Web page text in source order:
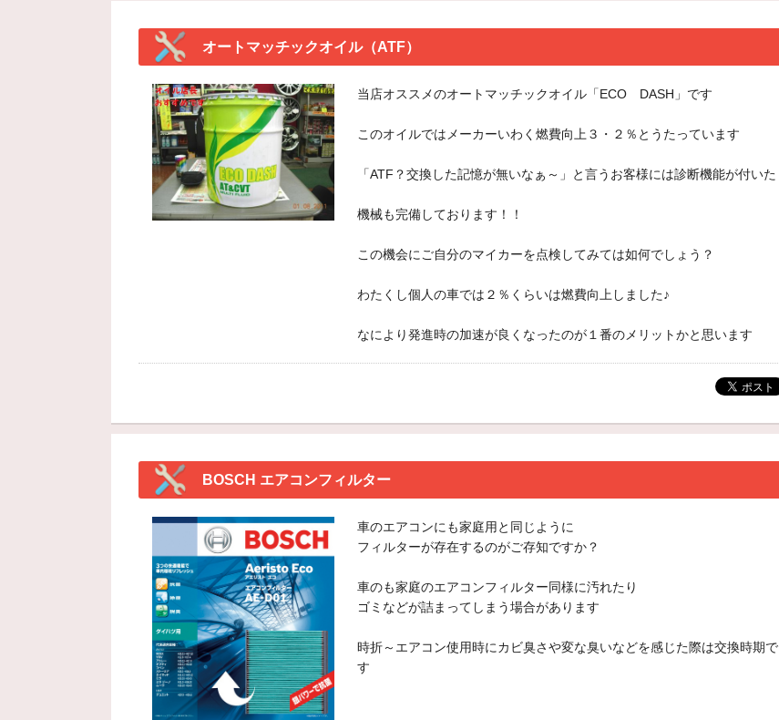
オートマッチックオイル（ATF）
当店オススメのオートマッチックオイル「ECO DASH」です
このオイルではメーカーいわく燃費向上３・２％とうたっています
「ATF？交換した記憶が無いなぁ～」と言うお客様には診断機能が付いた
機械も完備しております！！
この機会にご自分のマイカーを点検してみては如何でしょう？
わたくし個人の車では２％くらいは燃費向上しました♪
なにより発進時の加速が良くなったのが１番のメリットかと思います
BOSCH エアコンフィルター
車のエアコンにも家庭用と同じように
フィルターが存在するのがご存知ですか？
車のも家庭のエアコンフィルター同様に汚れたり
ゴミなどが詰まってしまう場合があります
時折～エアコン使用時にカビ臭さや変な臭いなどを感じた際は交換時期で
す